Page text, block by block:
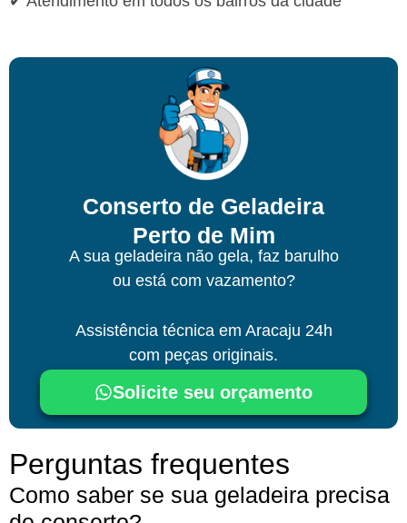
Conserto de Geladeira
Perto de Mim
A sua geladeira não gela, faz barulho
ou está com vazamento?
Assistência técnica em Aracaju 24h
com peças originais.
Solicite seu orçamento
Perguntas frequentes
Como saber se sua geladeira precisa